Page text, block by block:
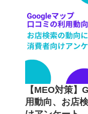
【MEO対策
用動向、お店